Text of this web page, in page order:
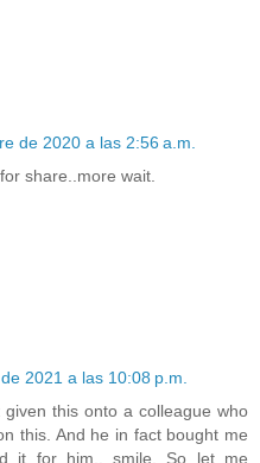
de 2020 a las 2:56 a.m.
share..more wait.
2021 a las 10:08 p.m.
this onto a colleague who
this. And he in fact bought me
it for him.. smile. So let me